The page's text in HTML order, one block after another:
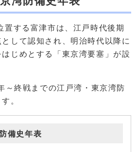
する富津市は、江戸時代後期
して認知され、明治時代以降に
じめとする「東京湾要塞」が設
終戦までの江戸湾・東京湾防
。
備史年表